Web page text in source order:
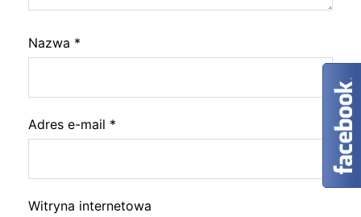
Nazwa *
Adres e-mail *
Witryna internetowa